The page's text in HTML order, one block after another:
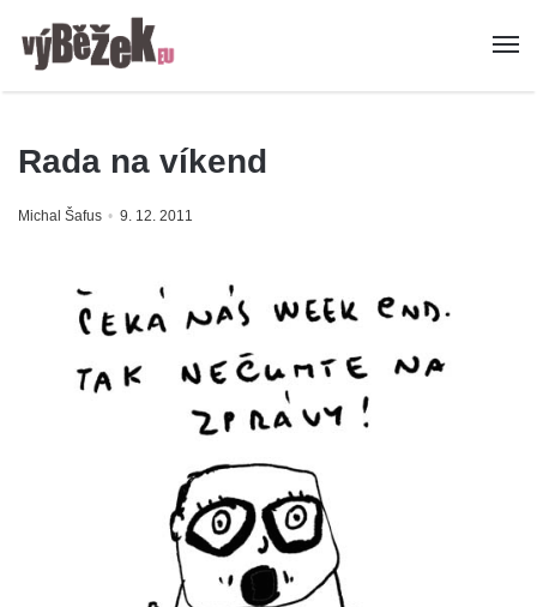
Rada na víkend
Michal Šafus 9. 12. 2011